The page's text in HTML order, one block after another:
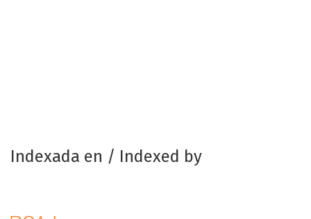
Indexada en / Indexed by